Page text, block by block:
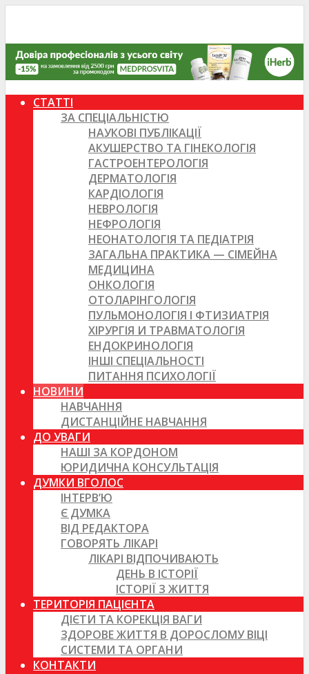
СТАТТІ
ЗА СПЕЦІАЛЬНІСТЮ
НАУКОВІ ПУБЛІКАЦІЇ
АКУШЕРСТВО ТА ГІНЕКОЛОГІЯ
ГАСТРОЕНТЕРОЛОГІЯ
ДЕРМАТОЛОГІЯ
КАРДІОЛОГІЯ
НЕВРОЛОГІЯ
НЕФРОЛОГІЯ
НЕОНАТОЛОГІЯ ТА ПЕДІАТРІЯ
ЗАГАЛЬНА ПРАКТИКА — СІМЕЙНА
МЕДИЦИНА
ОНКОЛОГІЯ
ОТОЛАРІНГОЛОГІЯ
ПУЛЬМОНОЛОГІЯ І ФТИЗИАТРІЯ
ХІРУРГІЯ И ТРАВМАТОЛОГІЯ
ЕНДОКРИНОЛОГІЯ
ІНШІ СПЕЦІАЛЬНОСТІ
ПИТАННЯ ПСИХОЛОГІЇ
НОВИНИ
НАВЧАННЯ
ДИСТАНЦІЙНЕ НАВЧАННЯ
ДО УВАГИ
НАШІ ЗА КОРДОНОМ
ЮРИДИЧНА КОНСУЛЬТАЦІЯ
ДУМКИ ВГОЛОС
ІНТЕРВ’Ю
Є ДУМКА
ВІД РЕДАКТОРА
ГОВОРЯТЬ ЛІКАРІ
ЛІКАРІ ВІДПОЧИВАЮТЬ
ДЕНЬ В ІСТОРІЇ
ІСТОРІЇ З ЖИТТЯ
ТЕРИТОРІЯ ПАЦІЄНТА
ДІЄТИ ТА КОРЕКЦІЯ ВАГИ
ЗДОРОВЕ ЖИТТЯ В ДОРОСЛОМУ ВІЦІ
СИСТЕМИ ТА ОРГАНИ
КОНТАКТИ